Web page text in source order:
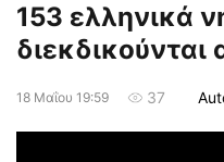
153 ελληνικά
διεκδικούνται
18 Μαΐου 19:59 37